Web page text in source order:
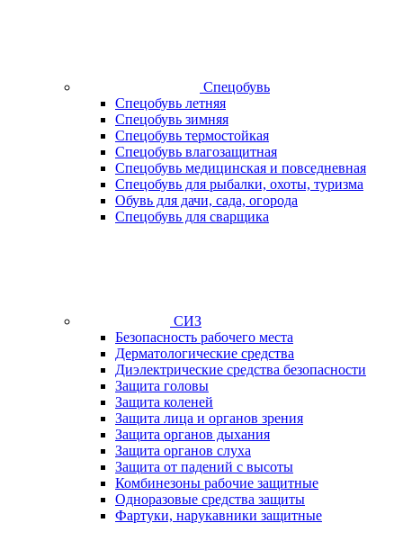
Спецобувь
Спецобувь летняя
Спецобувь зимняя
Спецобувь термостойкая
Спецобувь влагозащитная
Спецобувь медицинская и повседневная
Спецобувь для рыбалки, охоты, туризма
Обувь для дачи, сада, огорода
Спецобувь для сварщика
СИЗ
Безопасность рабочего места
Дерматологические средства
Диэлектрические средства безопасности
Защита головы
Защита коленей
Защита лица и органов зрения
Защита органов дыхания
Защита органов слуха
Защита от падений с высоты
Комбинезоны рабочие защитные
Одноразовые средства защиты
Фартуки, нарукавники защитные